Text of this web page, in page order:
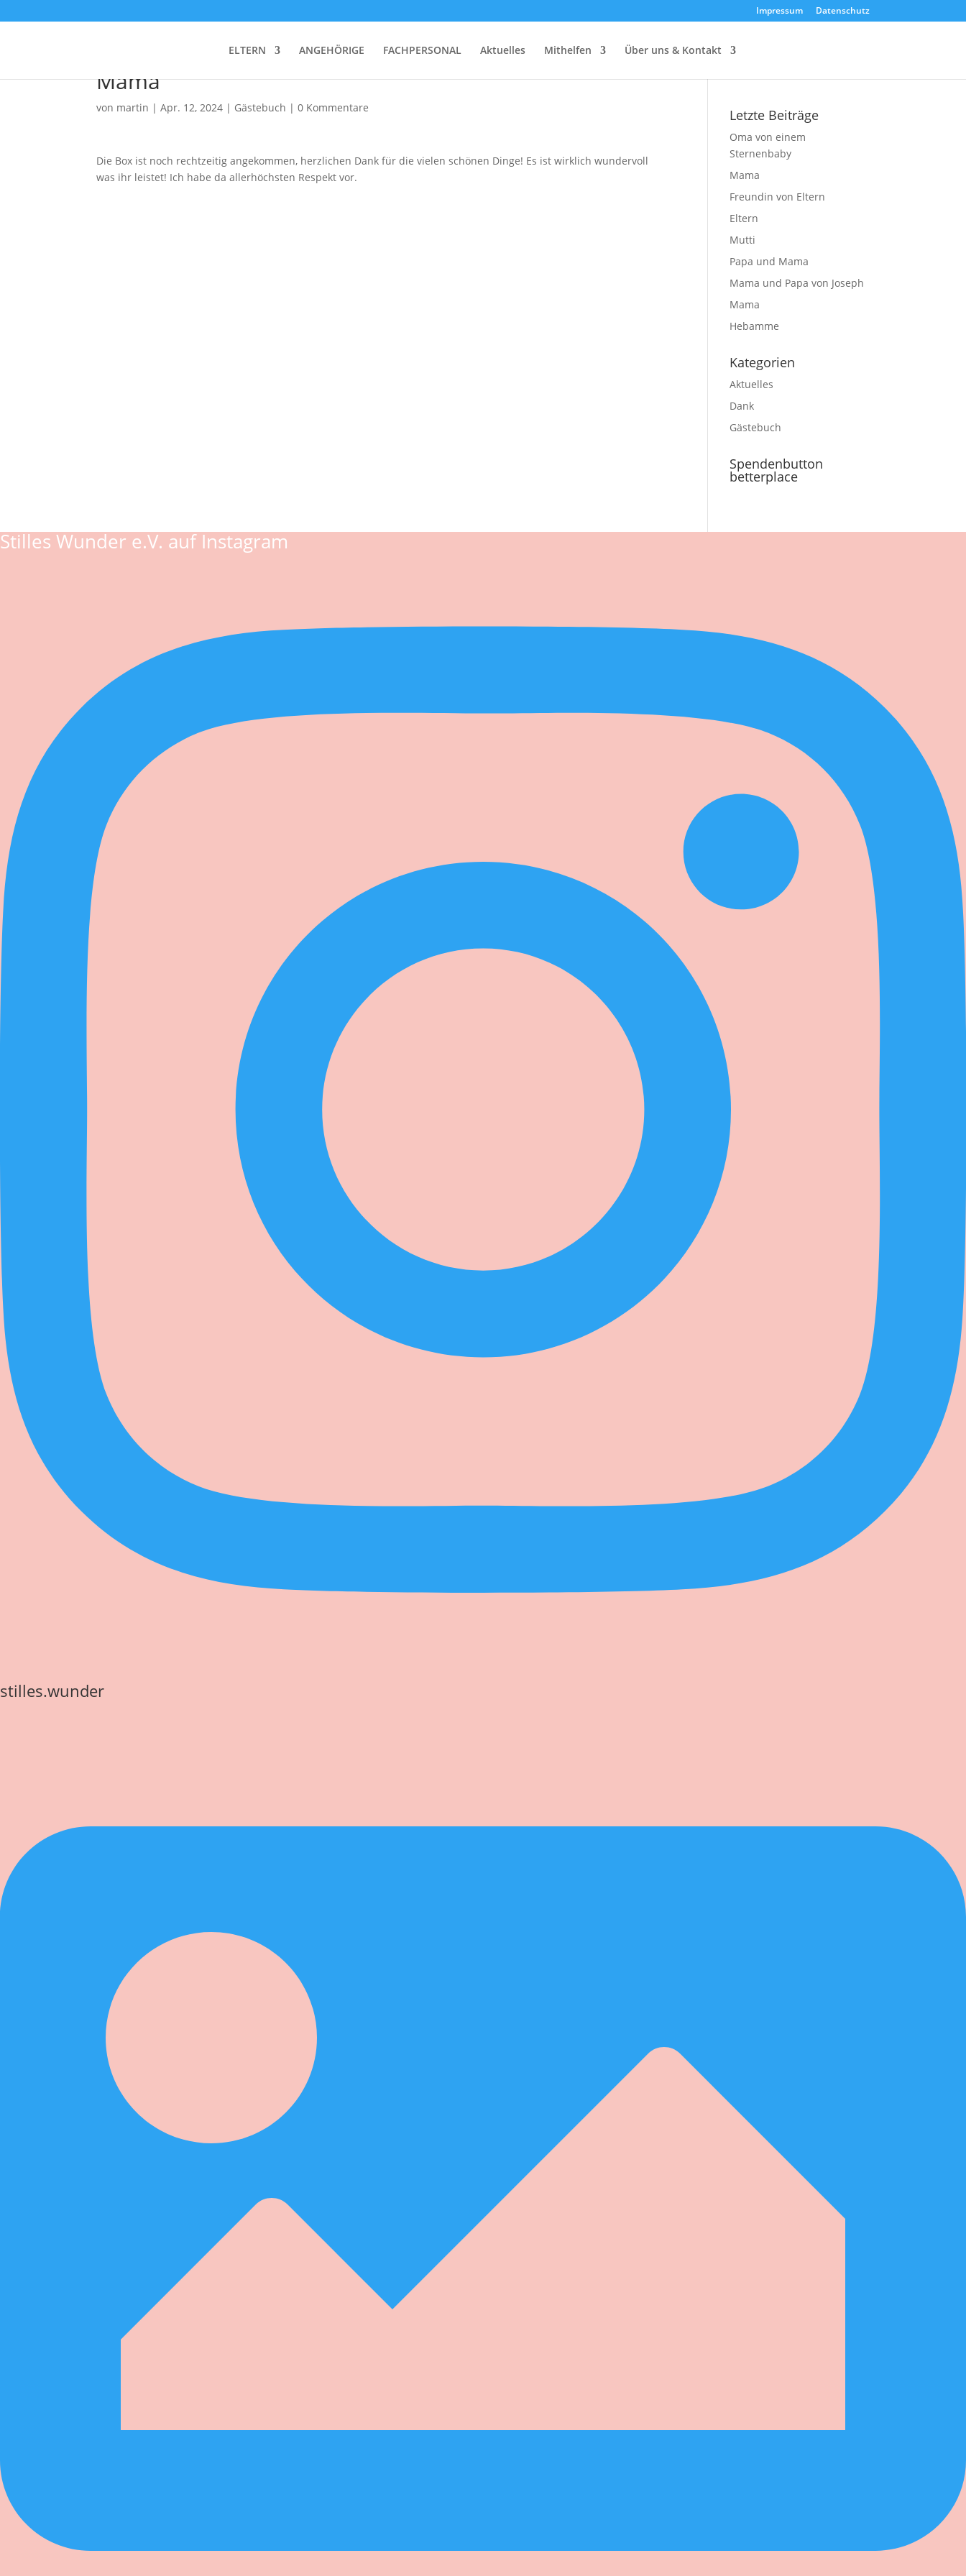
Impressum Datenschutz
ELTERN ANGEHÖRIGE FACHPERSONAL Aktuelles Mithelfen Über uns & Kontakt
Mama
von martin |Apr. 12, 2024 | Gästebuch |0 Kommentare
Die Box ist noch rechtzeitig angekommen, herzlichen Dank für die vielen schönen Dinge! Es ist wirklich wundervoll
was ihr leistet! Ich habe da allerhöchsten Respekt vor.
Letzte Beiträge
Oma von einem
Sternenbaby
Mama
Freundin von Eltern
Eltern
Mutti
Papa und Mama
Mama und Papa von Joseph
Mama
Hebamme
Kategorien
Aktuelles
Dank
Gästebuch
Spendenbutton
betterplace
Stilles Wunder e.V. auf Instagram
stilles.wunder